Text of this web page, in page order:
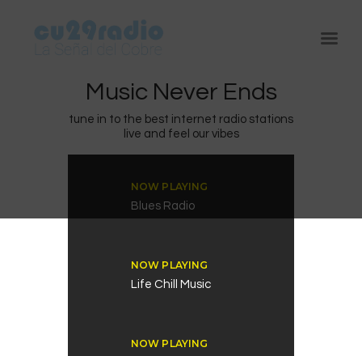
Inicio
Chuquicamata
Radomiro Tomic
Gabriela Mistral
Music Never Ends
tune in to the best internet radio stations
live and feel our vibes
NOW PLAYING
Blues Radio
NOW PLAYING
Life Chill Music
NOW PLAYING